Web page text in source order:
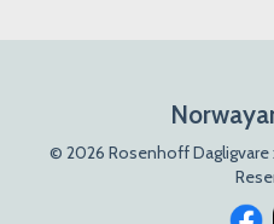
© 2026 Rosenhoff Dagligvare